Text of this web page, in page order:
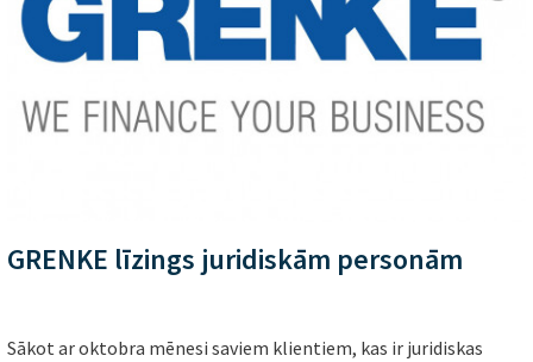
GRENKE līzings juridiskām personām
Sākot ar oktobra mēnesi saviem klientiem, kas ir juridiskas